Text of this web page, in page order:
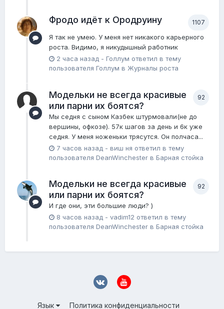
1107
Фродо идёт к Ородруину
Я так не умею. У меня нет никакого карьерного
роста. Видимо, я никудышный работник
2 часа назад - Голлум ответил в тему
пользователя Голлум в Журналы роста
92
Модельки не всегда красивые
или парни их боятся?
Мы седня с сыном Казбек штурмовали(не до
вершины, офкозе). 57к шагов за день и 6к уже
седня. У меня ноженьки трясутся. Он полчаса...
7 часов назад - виш ня ответил в тему
пользователя DeanWinchester в Барная стойка
92
Модельки не всегда красивые
или парни их боятся?
И где они, эти большие люди? )
8 часов назад - vadim12 ответил в тему
пользователя DeanWinchester в Барная стойка
Язык Политика конфиденциальности